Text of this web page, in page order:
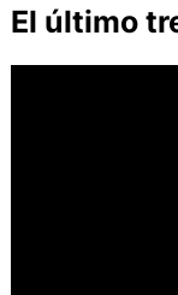
El último